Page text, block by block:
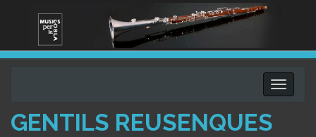
Toggle
GENTILS REUSENQUES